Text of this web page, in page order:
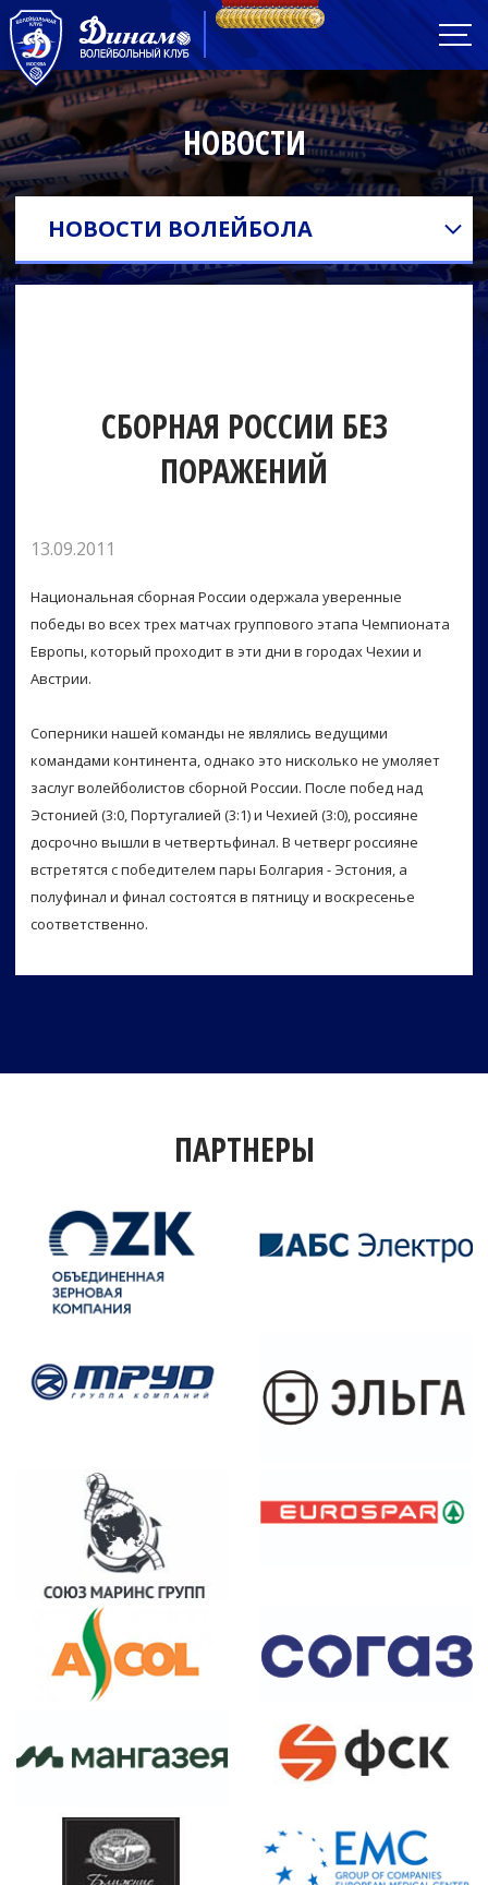
НОВОСТИ
НОВОСТИ ВОЛЕЙБОЛА
СБОРНАЯ РОССИИ БЕЗ
ПОРАЖЕНИЙ
13.09.2011
Национальная сборная России одержала уверенные
победы во всех трех матчах группового этапа Чемпионата
Европы, который проходит в эти дни в городах Чехии и
Австрии.
Соперники нашей команды не являлись ведущими
командами континента, однако это нисколько не умоляет
заслуг волейболистов сборной России. После побед над
Эстонией (3:0, Португалией (3:1) и Чехией (3:0), россияне
досрочно вышли в четвертьфинал. В четверг россияне
встретятся с победителем пары Болгария - Эстония, а
полуфинал и финал состоятся в пятницу и воскресенье
соответственно.
ПАРТНЕРЫ